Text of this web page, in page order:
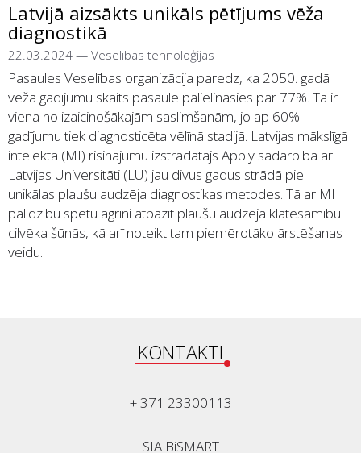
Latvijā aizsākts unikāls pētījums vēža
diagnostikā
22.03.2024 — Veselības tehnoloģijas
Pasaules Veselības organizācija paredz, ka 2050. gadā
vēža gadījumu skaits pasaulē palielināsies par 77%. Tā ir
viena no izaicinošākajām saslimšanām, jo ap 60%
gadījumu tiek diagnosticēta vēlīnā stadijā. Latvijas mākslīgā
intelekta (MI) risinājumu izstrādātājs Apply sadarbībā ar
Latvijas Universitāti (LU) jau divus gadus strādā pie
unikālas plaušu audzēja diagnostikas metodes. Tā ar MI
palīdzību spētu agrīni atpazīt plaušu audzēja klātesamību
cilvēka šūnās, kā arī noteikt tam piemērotāko ārstēšanas
veidu.
KONTAKTI
+ 371 23300113
SIA BiSMART